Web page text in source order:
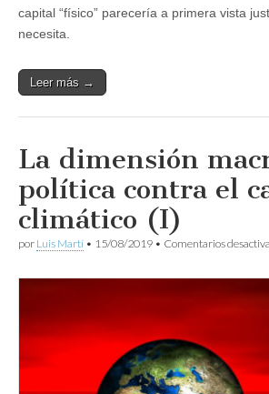
capital “físico” parecería a primera vista
necesita.
Leer más →
La dimensión
política contra el
climático (I)
por Luis Martí • 15/08/2019 • Comentarios